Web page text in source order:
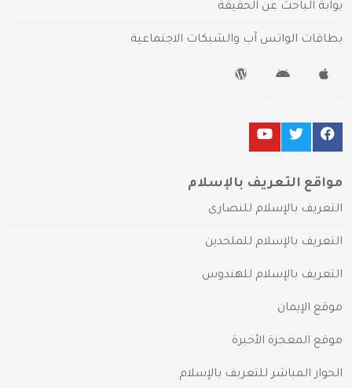
بوابة الباحث عن الحقيقة
بطاقات الواتس آب والشبكات الاجتماعية
مواقع التعريف بالإسلام
التعريف بالإسلام للنصارى
التعريف بالإسلام للملحدين
التعريف بالإسلام للهندوس
موقع الإيمان
موقع المعجزة الأخيرة
الحوار المباشر للتعريف بالإسلام